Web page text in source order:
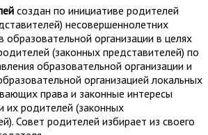
создан по инициативе родителей
несовершеннолетних
организации в целях
(законных представителей) по
образовательной организации и
организацией локальных
права и законные интересы
их родителей (законных
Совет родителей избирает из своего